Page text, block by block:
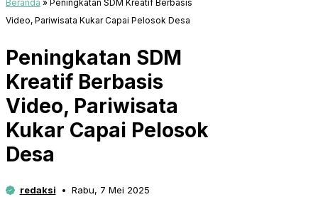
Beranda » Peningkatan SDM Kreatif Berbasis
Video, Pariwisata Kukar Capai Pelosok Desa
Peningkatan SDM
Kreatif Berbasis
Video, Pariwisata
Kukar Capai Pelosok
Desa
redaksi Rabu, 7 Mei 2025